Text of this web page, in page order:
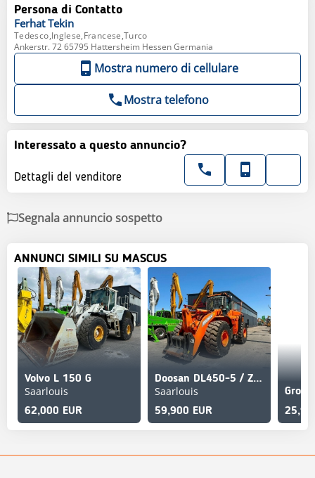
Persona di Contatto
Ferhat Tekin
Tedesco,Inglese,Francese,Turco
Ankerstr. 72 65795 Hattersheim Hessen Germania
Mostra numero di cellulare
Mostra telefono
Interessato a questo annuncio?
Dettagli del venditore
Segnala annuncio sospetto
ANNUNCI SIMILI SU MASCUS
Volvo L 150 G
Saarlouis
62,000 EUR
Doosan DL450-5 / ZSA / AC / Kamera
Saarlouis
59,900 EUR